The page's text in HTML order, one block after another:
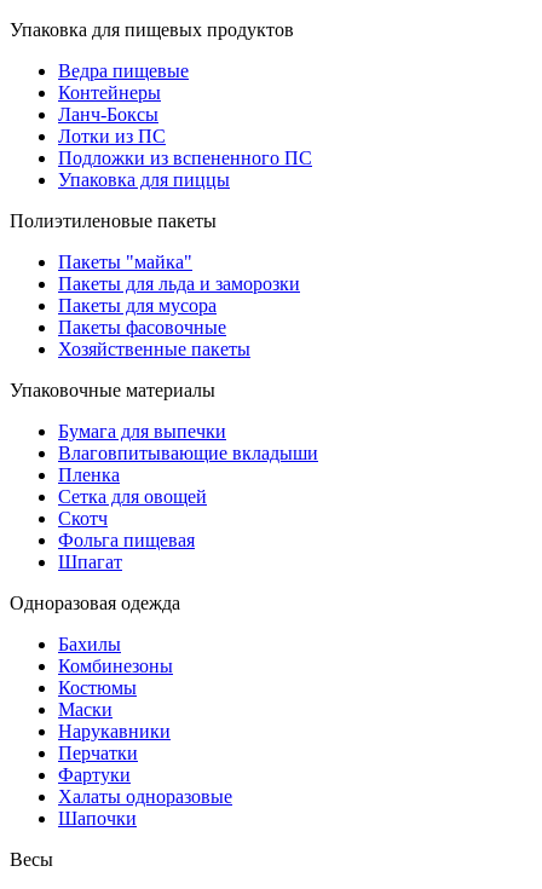
Упаковка для пищевых продуктов
Ведра пищевые
Контейнеры
Ланч-Боксы
Лотки из ПС
Подложки из вспененного ПС
Упаковка для пиццы
Полиэтиленовые пакеты
Пакеты "майка"
Пакеты для льда и заморозки
Пакеты для мусора
Пакеты фасовочные
Хозяйственные пакеты
Упаковочные материалы
Бумага для выпечки
Влаговпитывающие вкладыши
Пленка
Сетка для овощей
Скотч
Фольга пищевая
Шпагат
Одноразовая одежда
Бахилы
Комбинезоны
Костюмы
Маски
Нарукавники
Перчатки
Фартуки
Халаты одноразовые
Шапочки
Весы